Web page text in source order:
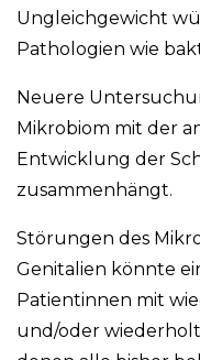
Ungleichgewicht
Pathologien wie
Neuere
Mikrobiom mit der
Entwicklung der
zusammenhängt.
Störungen des
Genitalien könnte
Patientinnen mit
und/oder